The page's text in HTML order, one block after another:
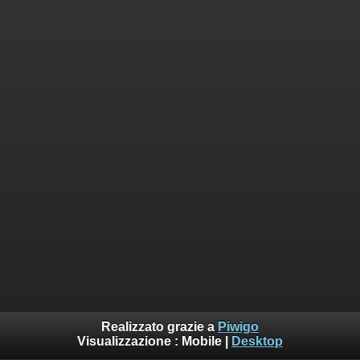
Realizzato grazie a Piwigo
Visualizzazione : Mobile Desktop